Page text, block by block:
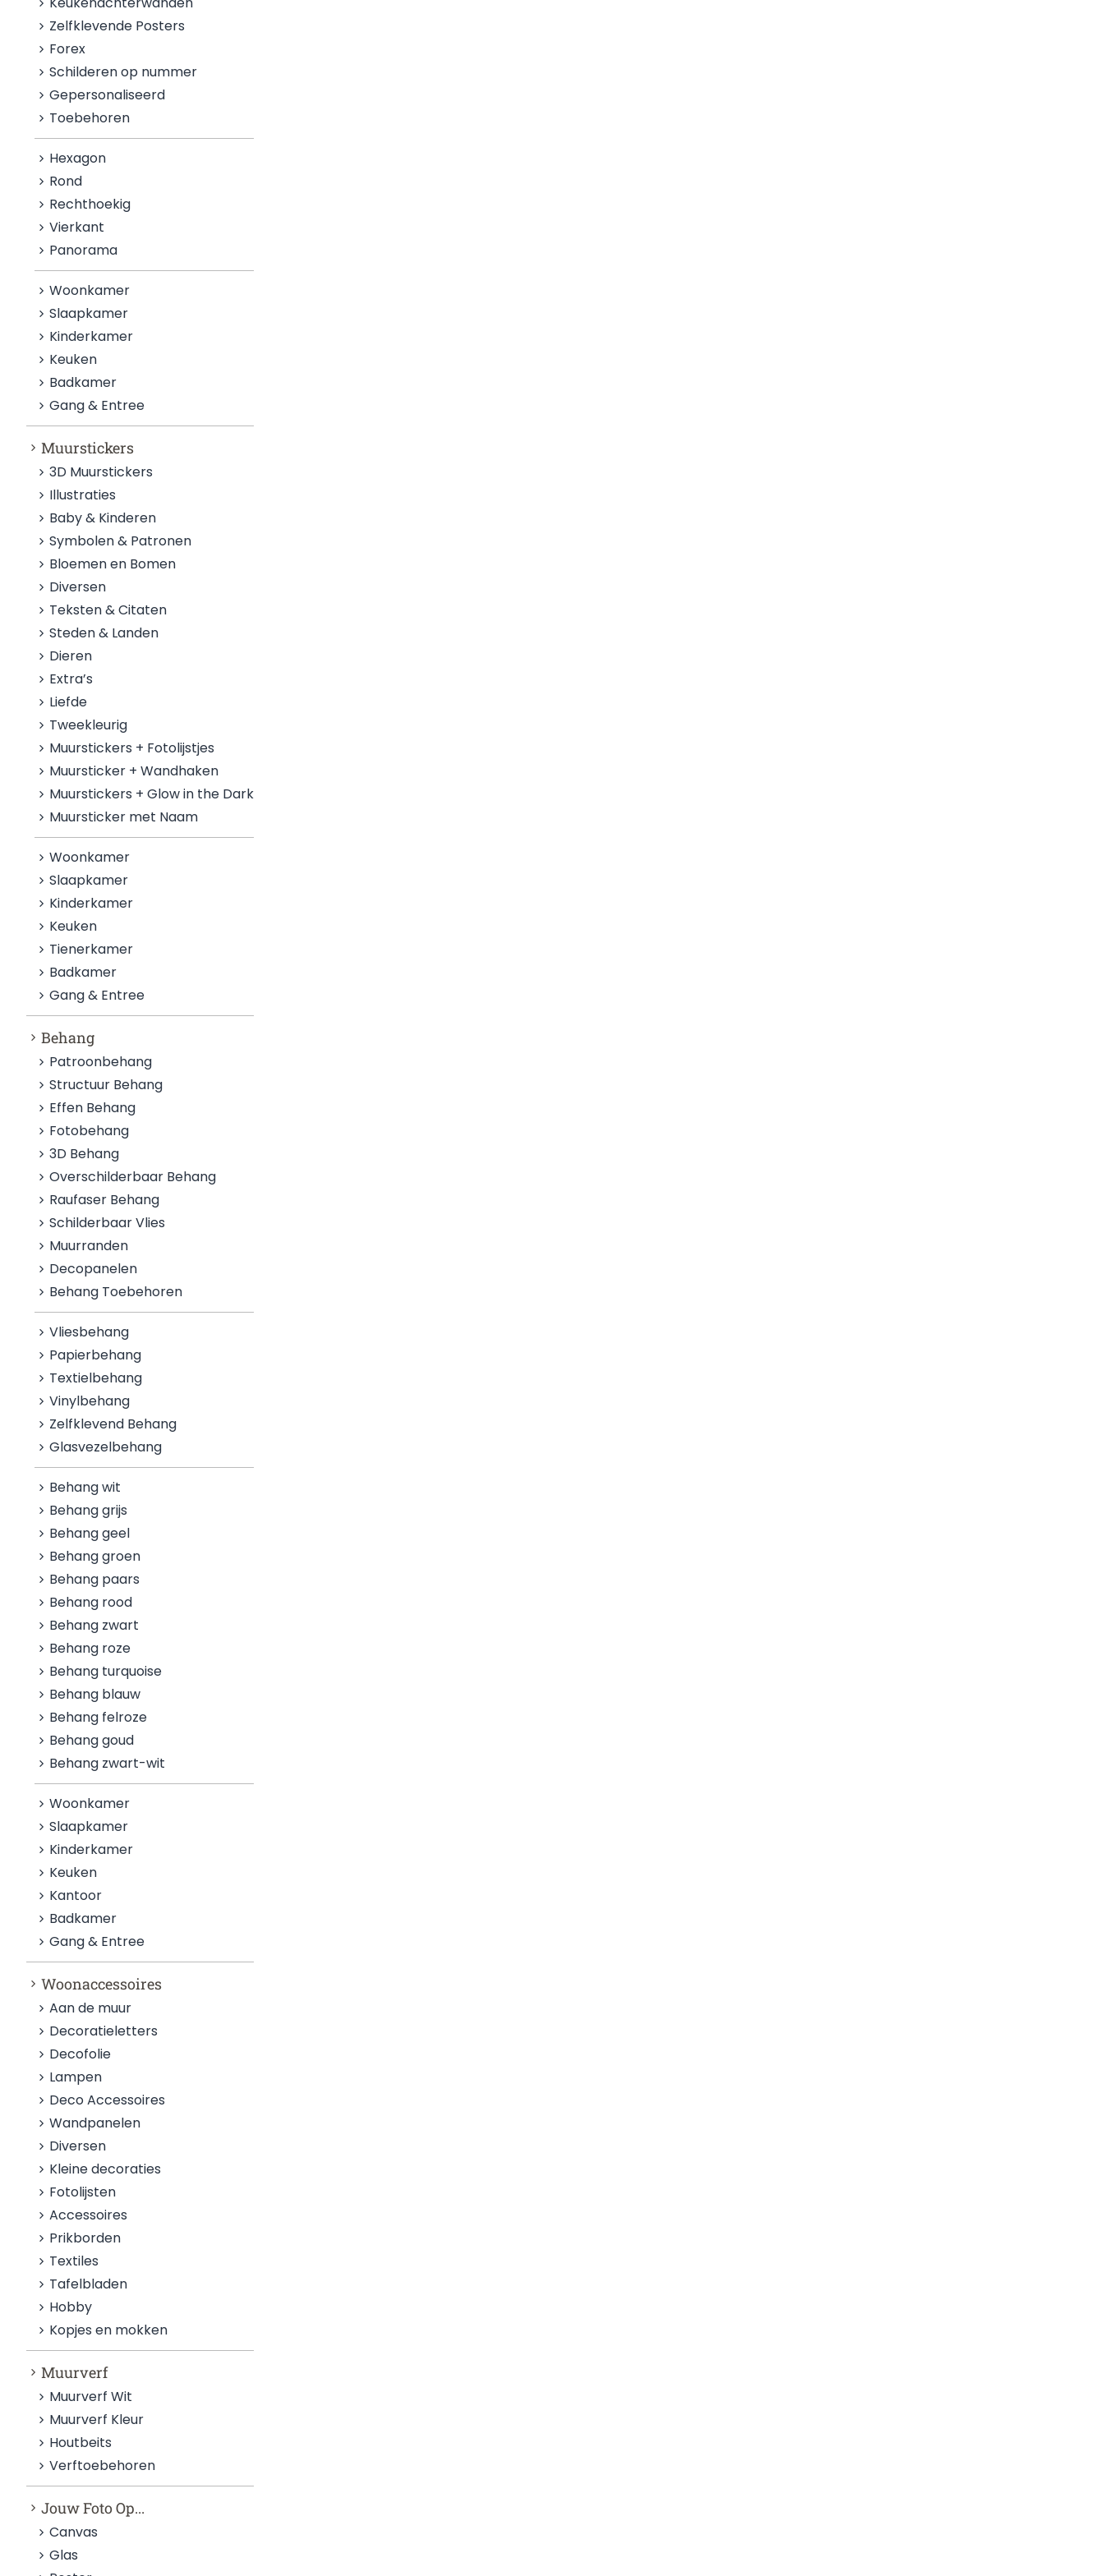
Zelfklevende Posters
Forex
Schilderen op nummer
Gepersonaliseerd
Toebehoren
Hexagon
Rond
Rechthoekig
Vierkant
Panorama
Woonkamer
Slaapkamer
Kinderkamer
Keuken
Badkamer
Gang & Entree
Muurstickers
3D Muurstickers
Illustraties
Baby & Kinderen
Symbolen & Patronen
Bloemen en Bomen
Diversen
Teksten & Citaten
Steden & Landen
Dieren
Extra’s
Liefde
Tweekleurig
Muurstickers + Fotolijstjes
Muursticker + Wandhaken
Muurstickers + Glow in the Dark
Muursticker met Naam
Woonkamer
Slaapkamer
Kinderkamer
Keuken
Tienerkamer
Badkamer
Gang & Entree
Behang
Patroonbehang
Structuur Behang
Effen Behang
Fotobehang
3D Behang
Overschilderbaar Behang
Raufaser Behang
Schilderbaar Vlies
Muurranden
Decopanelen
Behang Toebehoren
Vliesbehang
Papierbehang
Textielbehang
Vinylbehang
Zelfklevend Behang
Glasvezelbehang
Behang wit
Behang grijs
Behang geel
Behang groen
Behang paars
Behang rood
Behang zwart
Behang roze
Behang turquoise
Behang blauw
Behang felroze
Behang goud
Behang zwart-wit
Woonkamer
Slaapkamer
Kinderkamer
Keuken
Kantoor
Badkamer
Gang & Entree
Woonaccessoires
Aan de muur
Decoratieletters
Decofolie
Lampen
Deco Accessoires
Wandpanelen
Diversen
Kleine decoraties
Fotolijsten
Accessoires
Prikborden
Textiles
Tafelbladen
Hobby
Kopjes en mokken
Muurverf
Muurverf Wit
Muurverf Kleur
Houtbeits
Verftoebehoren
Jouw Foto Op...
Canvas
Glas